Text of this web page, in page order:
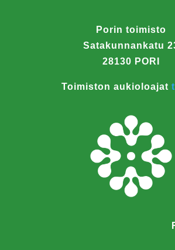
Porin toimisto
Satakunnankatu
28130 PORI
Toimiston aukioloajat